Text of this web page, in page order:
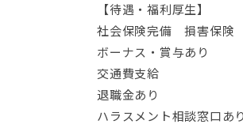
【待遇・福利厚生】
社会保険完備 損害保険
ボーナス・賞与あり
交通費支給
退職金あり
ハラスメント相談窓口あり